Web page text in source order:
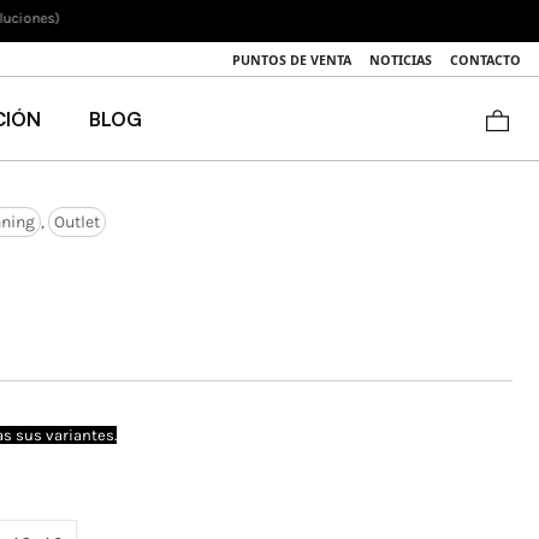
PUNTOS DE VENTA NOTICIAS CONTACTO
BLOG
, Outlet
sus variantes.